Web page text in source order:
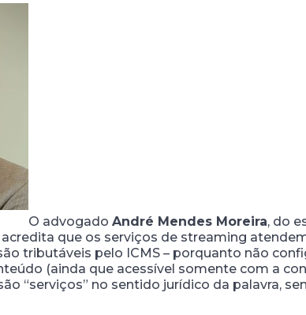
O advogado André Mendes Moreira, do
acredita que os serviços de streaming
tributáveis pelo ICMS – porquanto não
(ainda que acessível somente com a
“serviços” no sentido jurídico da palavra,